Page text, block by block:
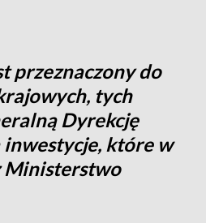
przeznaczony do
tych
Dyrekcję
które w
Ministerstwo